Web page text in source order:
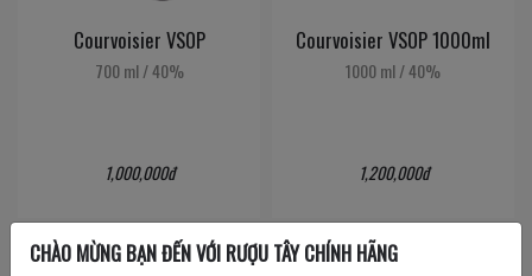
Courvoisier VSOP
700 ml /40%
1,000,000đ
Courvoisier VSOP 1000ml
1000 ml/40%
1,200,000đ
Tạm hết
CHÀO MỪNG BẠN ĐẾN VỚI RƯỢU TÂY CHÍNH HÃNG